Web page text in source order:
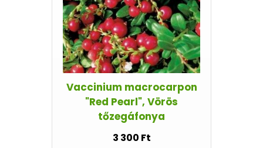
Vaccinium macrocarpon
"Red Pearl", Vörös
tőzegáfonya
3 300 Ft